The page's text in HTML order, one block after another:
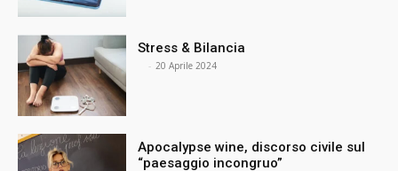
Stress & Bilancia
- 20 Aprile 2024
Apocalypse wine, discorso civile sul
“paesaggio incongruo”